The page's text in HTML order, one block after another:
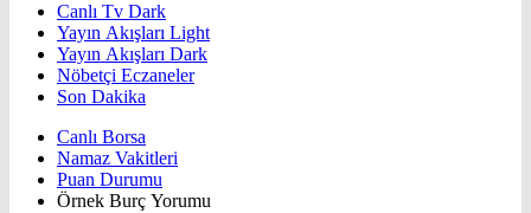
Canlı Tv Dark
Yayın Akışları Light
Yayın Akışları Dark
Nöbetçi Eczaneler
Son Dakika
Canlı Borsa
Namaz Vakitleri
Puan Durumu
Örnek Burç Yorumu